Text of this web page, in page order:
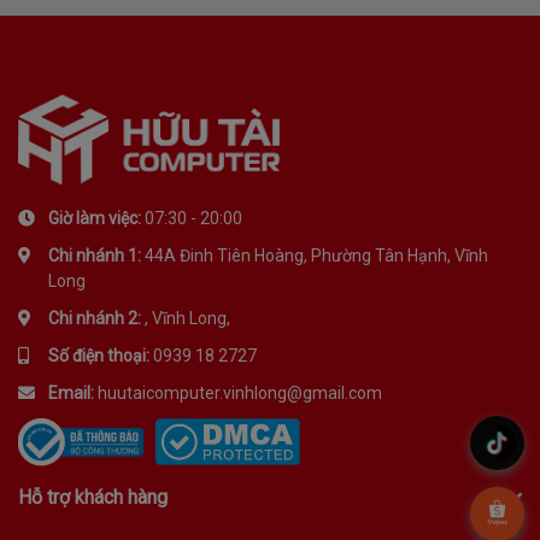
Giờ làm việc:07:30 - 20:00
Chi nhánh 1:44A Đinh Tiên Hoàng, Phường Tân Hạnh, Vĩnh
Long
Chi nhánh 2:, Vĩnh Long,
Số điện thoại:0939 18 2727
Email: huutaicomputer.vinhlong@gmail.com
Hỗ trợ khách hàng
.
.